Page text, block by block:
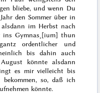
bliebe, und wenn Du
den Sommer über in
im Herbst nach
ins Gymnas˖[ium] thun
ordentlicher und
bis dahin auch
könnte alsdann
es mir vielleicht bis
so, daß ich
könnte.